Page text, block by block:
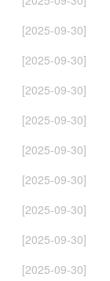
[2025-09-30]
[2025-09-30]
[2025-09-30]
[2025-09-30]
[2025-09-30]
[2025-09-30]
[2025-09-30]
[2025-09-30]
[2025-09-30]